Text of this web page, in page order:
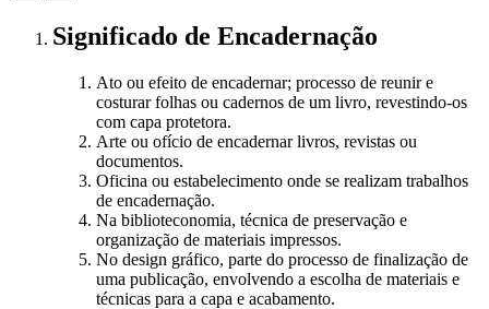
Significado de Encadernação
Ato ou efeito de encadernar; processo de reunir e
costurar folhas ou cadernos de um livro, revestindo-os
com capa protetora.
Arte ou ofício de encadernar livros, revistas ou
documentos.
Oficina ou estabelecimento onde se realizam trabalhos
de encadernação.
Na biblioteconomia, técnica de preservação e
organização de materiais impressos.
No design gráfico, parte do processo de finalização de
uma publicação, envolvendo a escolha de materiais e
técnicas para a capa e acabamento.